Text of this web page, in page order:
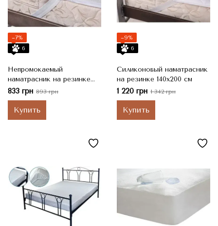
−7%
6
Непромокаемый
наматрасник на резинке
"Аква-Стоп" 140х200 см
833 грн 893 грн
Купить
−9%
6
Силиконовый наматрасник
на резинке 140х200 см
1 220 грн 1 342 грн
Купить